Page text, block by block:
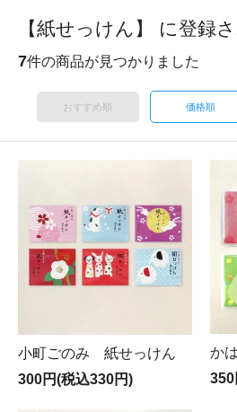
【紙せっけん】 に登録
7件の商品が見つかりました
おすすめ順 価格順
小町ごのみ 紙せっけん
300円(税込330円)
か
350